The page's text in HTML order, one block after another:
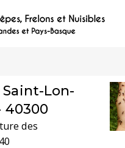
Saint-Lon-
40300
des